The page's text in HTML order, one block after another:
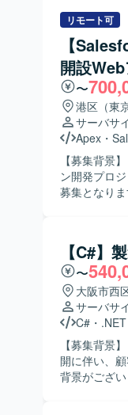
リモート可
【
開設
〜
港区（東
サーバサ
Apex ・
【募集背景
ン開発プロ
募集となります。 【作業内容】 法人顧客の口座開設
当していた
踏まえた実
す。 【求める人物像】 与えられたタスクを独力でやり切る主体性をお
持ちの方を
仕様理解や
【ポジショ
ることで、
ウドアプリ
【C#】
〜
大阪市西
サーバサ
C# ・ .NET
【募集背景
開に伴い、
背景がございます。 【作業内容】 製造業向け生